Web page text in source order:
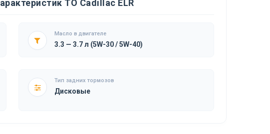
ТО Cadillac ELR
Масло в двигателе
3.3 — 3.7 л (5W-30 / 5W-40)
Тип задних тормозов
Дисковые